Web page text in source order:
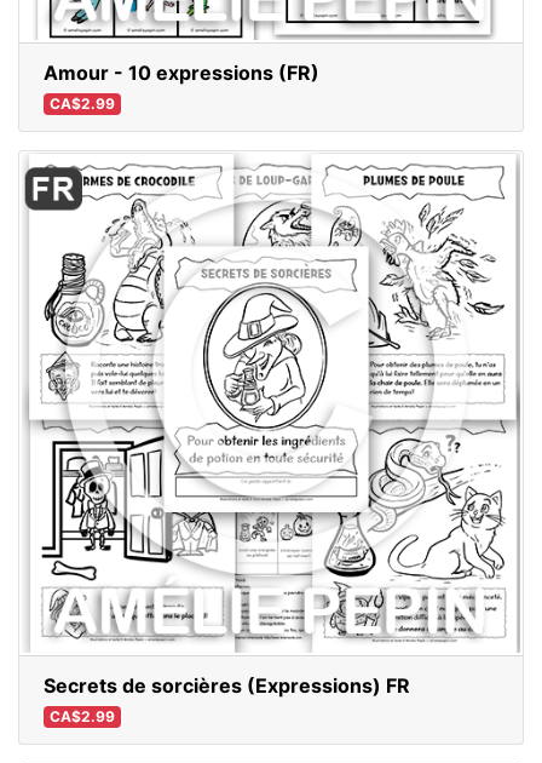
Amour - 10 expressions (FR)
CA$2.99
Secrets de sorcières (Expressions) FR
CA$2.99